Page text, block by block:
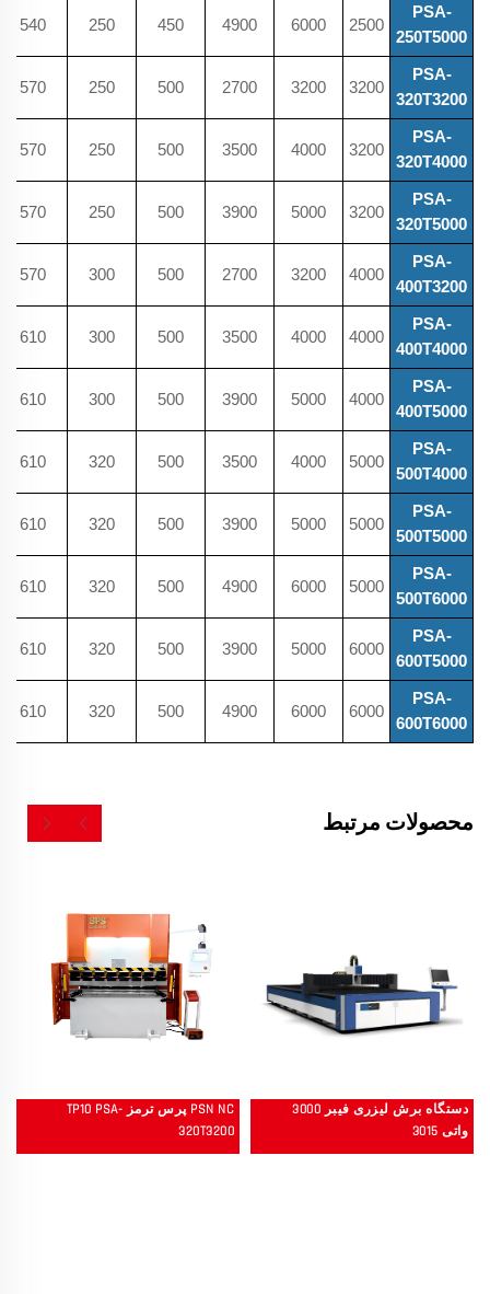
PSA-
250T5000
2500
6000
4900
450
250
540
PSA-
320T3200
3200
3200
2700
500
250
570
PSA-
320T4000
3200
4000
3500
500
250
570
PSA-
320T5000
3200
5000
3900
500
250
570
PSA-
400T3200
4000
3200
2700
500
300
570
PSA-
400T4000
4000
4000
3500
500
300
610
PSA-
400T5000
4000
5000
3900
500
300
610
PSA-
500T4000
5000
4000
3500
500
320
610
PSA-
500T5000
5000
5000
3900
500
320
610
PSA-
500T6000
5000
6000
4900
500
320
610
PSA-
600T5000
6000
5000
3900
500
320
610
PSA-
600T6000
6000
6000
4900
500
320
610
محصولات مرتبط
دستگاه برش لیزری فیبر 3000
واتی 3015
PSN NC پرس ترمز TP10 PSA-
320T3200